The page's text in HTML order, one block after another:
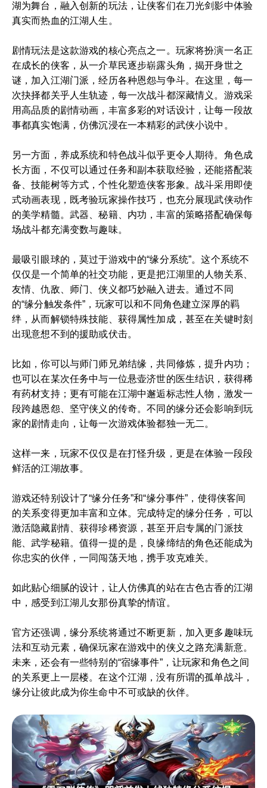
湖为舞台，融入创新的玩法，让侠客们在刀光剑影中体验
真实而热血的江湖人生。
剧情玩法是这款游戏的核心亮点之一。玩家将扮演一名正
在成长的侠客，从一介草民逐步崭露头角，揭开身世之
谜，加入江湖门派，经历各种恩怨与争斗。在这里，每一
次抉择都关乎人生轨迹，每一次战斗都深藏情义。游戏采
用高品质的剧情动画，丰富多彩的对话设计，让每一段故
事都真实饱满，仿佛沉浸在一本精彩的武侠小说中。
另一方面，养成系统和特色战斗似乎更令人期待。角色成
长方面，不仅可以通过任务和副本获取经验，还能搭配装
备、技能树等方式，个性化塑造侠客形象。战斗采用即使
式动画表现，既考验玩家操作技巧，也充分展现武侠动作
的美学精髓。武器、秘籍、内功，丰富的策略搭配确保每
场战斗都充满变数与趣味。
最吸引眼球的，莫过于游戏中的“缘分系统”。这个系统不
仅仅是一个简单的社交功能，更是把江湖里的人物关系、
友情、仇敌、师门、侠义都巧妙融入进去。通过不同
的“缘分触发条件”，玩家可以和不同角色建立深厚的羁
绊，从而解锁特殊技能、获得属性加成，甚至在关键时刻
出现意想不到的援助或伏击。
比如，你可以与师门师兄弟结缘，共同修炼，提升内功；
也可以在某次任务中与一位悬壶济世的医生结识，获得稀
有药材支持；更有可能在江湖中邂逅标志性人物，激发一
段跨越恩怨、坚守侠义的传奇。不同的缘分还会影响到玩
家的剧情走向，让每一次游戏体验都独一无二。
这样一来，玩家不仅仅是在打怪升级，更是在体验一段段
鲜活的江湖故事。
游戏还特别设计了“缘分任务”和“缘分事件”，使得侠客间
的关系变得更加丰富和立体。完成特定的缘分任务，可以
激活隐藏剧情、获得珍稀资源，甚至开启专属的门派技
能、武学秘籍。值得一提的是，良缘缔结的角色还能成为
你忠实的伙伴，一同闯荡天地，携手攻克难关。
如此贴心细腻的设计，让人仿佛真的站在古色古香的江湖
中，感受到江湖儿女那份真挚的情谊。
官方还强调，缘分系统将通过不断更新，加入更多趣味玩
法和互动元素，确保玩家在游戏中的侠义之路充满新意。
未来，还会有一些特别的“宿缘事件”，让玩家和角色之间
的关系更上一层楼。在这个江湖，没有所谓的孤单战斗，
缘分让彼此成为你生命中不可或缺的伙伴。